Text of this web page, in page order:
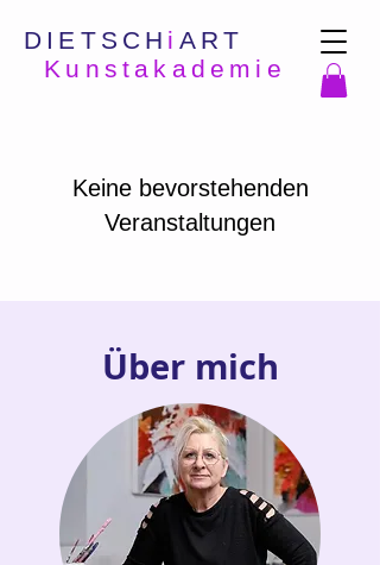
DIETSCH i ART
Kunstakademie
Keine bevorstehenden
Veranstaltungen
Über mich